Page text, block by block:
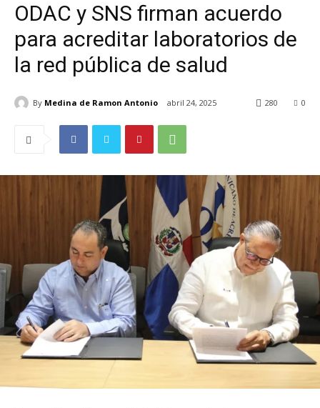
ODAC y SNS firman acuerdo
para acreditar laboratorios de
la red pública de salud
By Medina de Ramon Antonio abril 24, 2025 0
280